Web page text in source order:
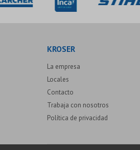
KROSER
La empresa
Locales
Contacto
Trabaja con nosotros
Política de privacidad